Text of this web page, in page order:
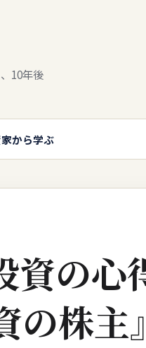
10年後
から学ぶ
資の心
の株主